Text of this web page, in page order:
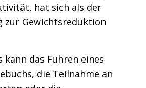
hat sich als der
zur Gewichtsreduktion
kann das Führen eines
die Teilnahme an